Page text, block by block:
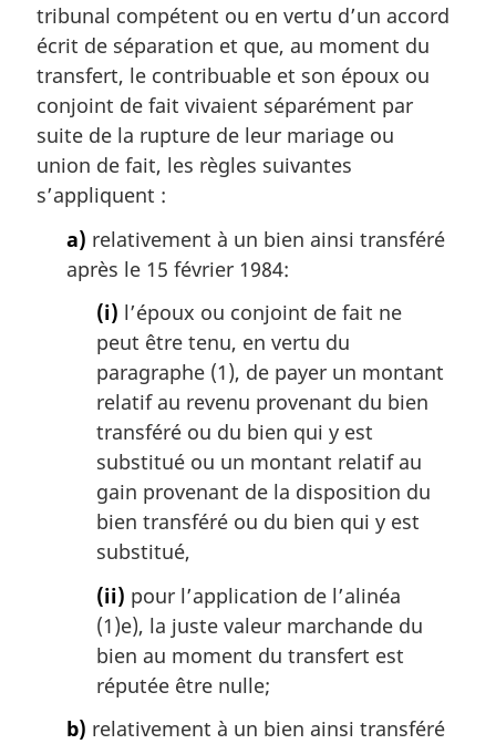
i
n
a
l
:
tribunal compétent ou en vertu d’un accord
écrit de séparation et que, au moment du
transfert, le contribuable et son époux ou
conjoint de fait vivaient séparément par
suite de la rupture de leur mariage ou
union de fait, les règles suivantes
s’appliquent :
a) relativement à un bien ainsi transféré
après le 15 février 1984:
(i) l’époux ou conjoint de fait ne
peut être tenu, en vertu du
paragraphe (1), de payer un montant
relatif au revenu provenant du bien
transféré ou du bien qui y est
substitué ou un montant relatif au
gain provenant de la disposition du
bien transféré ou du bien qui y est
substitué,
(ii) pour l’application de l’alinéa
(1)e), la juste valeur marchande du
bien au moment du transfert est
réputée être nulle;
b) relativement à un bien ainsi transféré